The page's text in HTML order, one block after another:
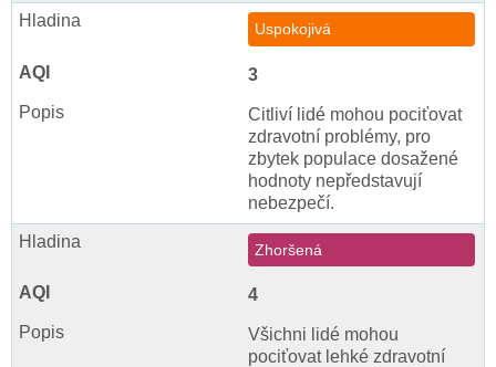
Uspokojivá
3
Citliví lidé mohou pociťovat
zdravotní problémy, pro
zbytek populace dosažené
hodnoty nepředstavují
nebezpečí.
Zhoršená
4
Všichni lidé mohou
pociťovat lehké zdravotní